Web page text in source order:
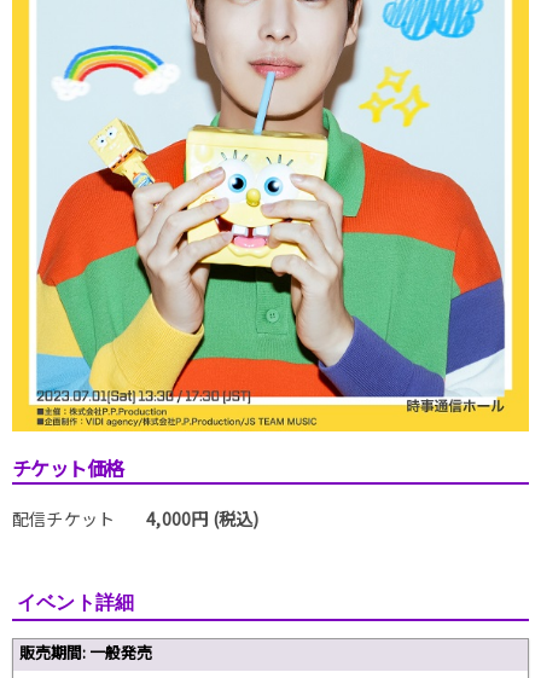
チケット価格
配信チケット 4,000円 (税込)
イベント詳細
販売期間: 一般発売